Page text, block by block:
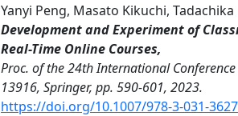
Yanyi Peng, Masato Kikuchi,
Development and Experiment of
Real-Time Online Courses,
Proc. of the 24th International
13916, Springer, pp. 590-601, 2023.
https://doi.org/10.1007/978-3-031-